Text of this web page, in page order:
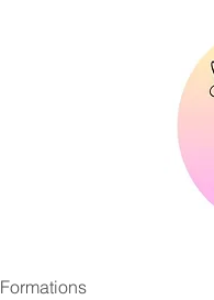
Formations